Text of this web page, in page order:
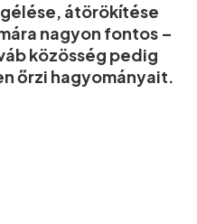
átörökítése
nagyon fontos –
közösség pedig
őrzi hagyományait.